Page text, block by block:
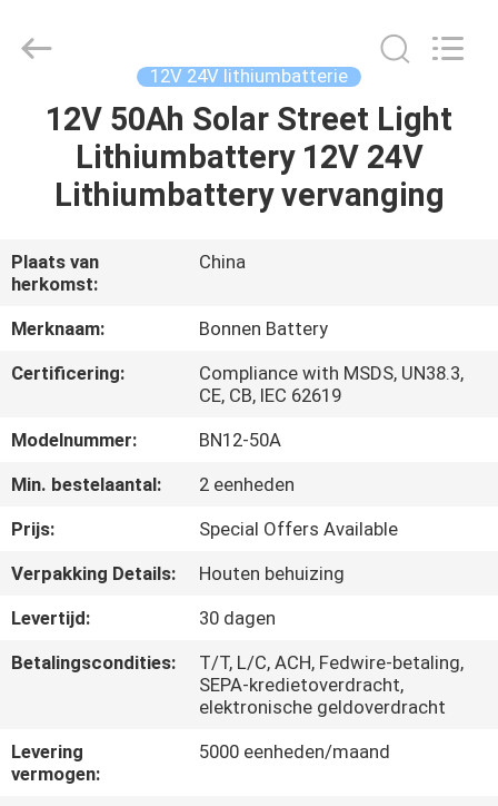
THUIS
PRODUCTEN
OVER
ONS
FABRIEKSREIS
KWALITEITSCONTROLE
CONTACTEER
ONS
NIEUWS
PRIVACYBELEID
Technology
Reserved.
12V 24V lithiumbatterie
12V 50Ah Solar Street Light
Lithiumbattery 12V 24V
Lithiumbattery vervanging
Plaats van
herkomst:
China
Merknaam:
Bonnen Battery
Certificering:
Compliance with MSDS, UN38.3,
CE, CB, IEC 62619
Modelnummer:
BN12-50A
Min. bestelaantal:
2 eenheden
Prijs:
Special Offers Available
Verpakking Details:
Houten behuizing
Levertijd:
30 dagen
Betalingscondities:
T/T, L/C, ACH, Fedwire-betaling,
SEPA-kredietoverdracht,
elektronische geldoverdracht
Levering
vermogen:
5000 eenheden/maand